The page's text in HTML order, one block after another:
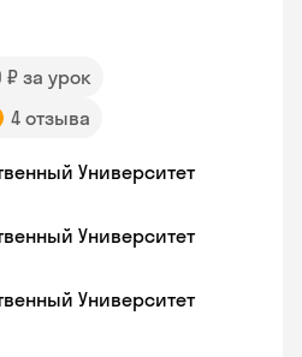
₽ за урок
4 отзыва
Университет
Университет
Университет